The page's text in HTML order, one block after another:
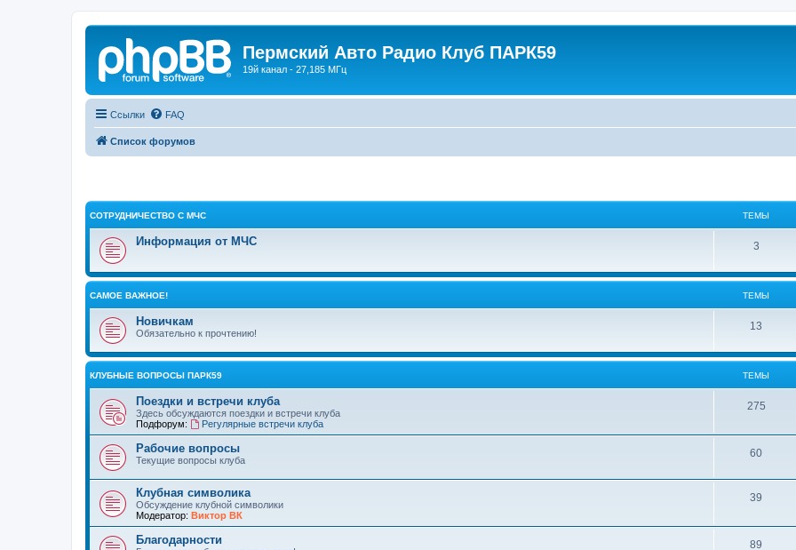
Пермский Авто Радио Клуб ПАРК59
19й канал - 27,185 МГц
Ссылки FAQ
Список форумов
СОТРУДНИЧЕСТВО С МЧС ТЕМЫ
Информация от МЧС 3
САМОЕ ВАЖНОЕ! ТЕМЫ
Новичкам
Обязательно к прочтению!
13
КЛУБНЫЕ ВОПРОСЫ ПАРК59 ТЕМЫ
Поездки и встречи клуба
Здесь обсуждаются поездки и встречи клуба
Подфорум:
Регулярные встречи клуба
275
Рабочие вопросы
Текущие вопросы клуба
60
Клубная символика
Обсуждение клубной символики
Модератор: Виктор ВК
39
Благодарности 89